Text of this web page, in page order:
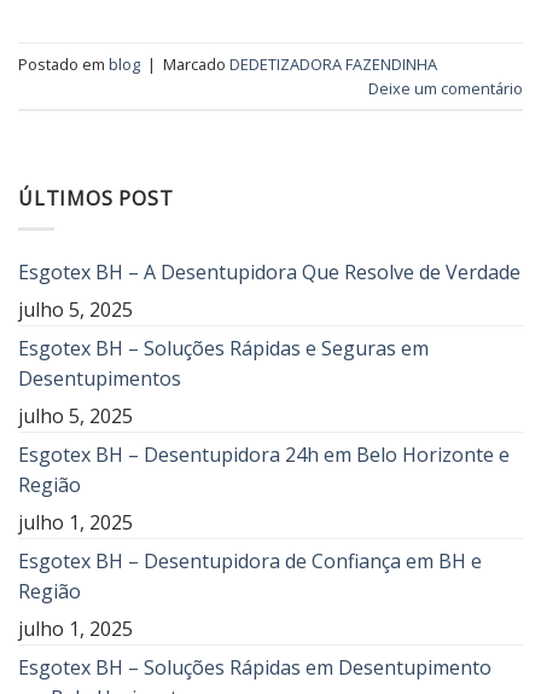
Postado em blog | Marcado DEDETIZADORA FAZENDINHA
Deixe um comentário
ÚLTIMOS POST
Esgotex BH – A Desentupidora Que Resolve de Verdade
julho 5, 2025
Esgotex BH – Soluções Rápidas e Seguras em
Desentupimentos
julho 5, 2025
Esgotex BH – Desentupidora 24h em Belo Horizonte e
Região
julho 1, 2025
Esgotex BH – Desentupidora de Confiança em BH e
Região
julho 1, 2025
Esgotex BH – Soluções Rápidas em Desentupimento